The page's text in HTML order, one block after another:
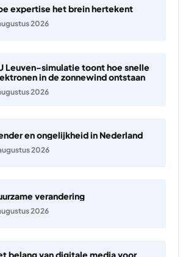
expertise het brein hertekent
2026
Leuven-simulatie toont hoe snelle
in de zonnewind ontstaan
2026
en ongelijkheid in Nederland
2026
verandering
2026
belang van digitale media voor